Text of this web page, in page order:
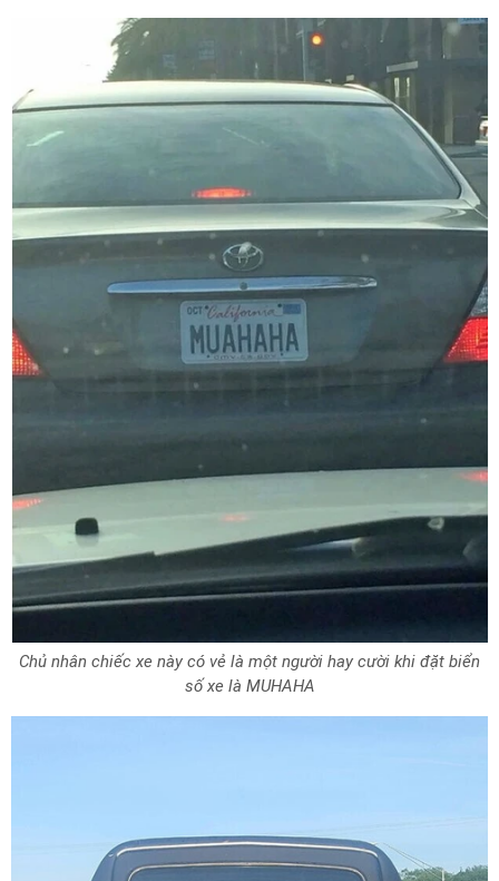
Chủ nhân chiếc xe này có vẻ là một người hay cười khi đặt biển
số xe là MUHAHA